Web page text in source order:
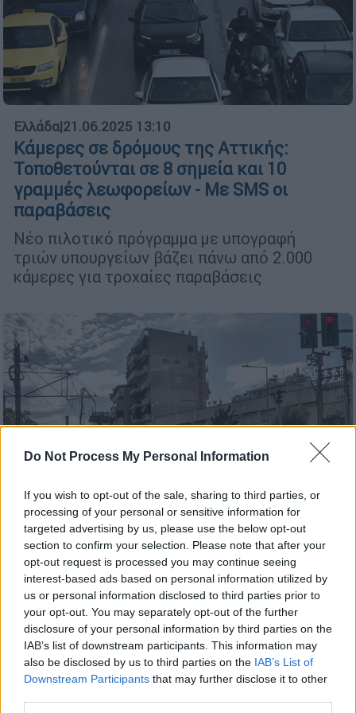
Do Not Process My Personal Information
If you wish to opt-out of the sale, sharing to third parties, or
processing of your personal or sensitive information for
targeted advertising by us, please use the below opt-out
section to confirm your selection. Please note that after your
opt-out request is processed you may continue seeing
interest-based ads based on personal information utilized by
us or personal information disclosed to third parties prior to
your opt-out. You may separately opt-out of the further
disclosure of your personal information by third parties on the
IAB’s list of downstream participants. This information may
also be disclosed by us to third parties on the IAB’s List of
Downstream Participants that may further disclose it to other
Ελλάδα|21.06.2025 13:10
Κάμερες σε δρόμους της Αττικής:
Τοποθετούνται σε 8 σημεία και 10
γραμμές λεωφορείων - Με SMS οι
παραβάσεις
Νέο πιλοτικό πρόγραμμα με υπογραφή
τριών υπουργείων βάζει πάνω από 2.000
κάμερες για τροχαίες παραβάσεις
Ελλάδα 03.04.2025 11:10
Κίνηση στους δρόμους: Πρωινό χάος
ξανά στον Κηφισό - «Σημειωτόν» σε
πολλά σημεία της Αθήνας
Σοβαρό τροχαίο σημειώθηκε στην Κατεχάκη,
προκαλώντας συμφόρηση στο ύψος της
Καισαριανής